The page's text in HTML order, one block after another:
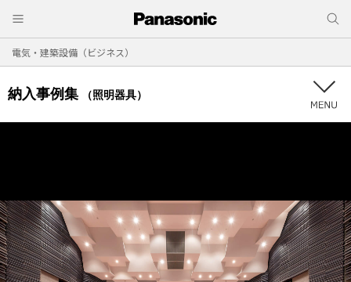
電気・建築設備（ビジネス）
納入事例集 （照明器具）